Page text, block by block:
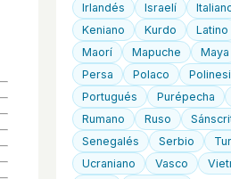
Irlandés
Israelí
Keniano
Kurdo Latino
Maorí
Mapuche Maya
Persa
Polaco
Portugués
Purépecha
Rumano
Ruso
Senegalés
Serbio
Ucraniano
Vasco